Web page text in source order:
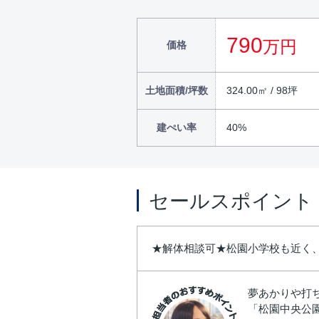
価格 790万円
土地面積/坪数 324.00㎡ / 98坪
建ぺい率 40%
セールスポイント
★解体相談可★松園小学校も近く
夢あかりや打
「松園中央公